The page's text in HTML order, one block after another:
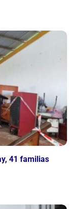
41 familias